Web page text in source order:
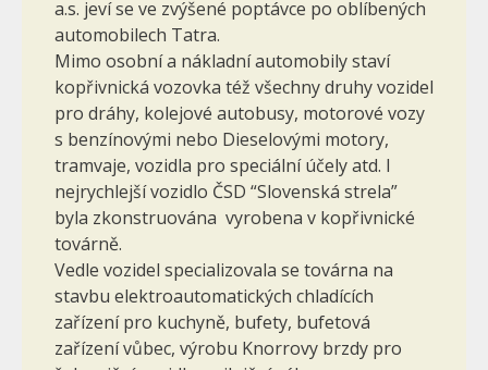
a.s. jeví se ve zvýšené poptávce po oblíbených
automobilech Tatra.
Mimo osobní a nákladní automobily staví
kopřivnická vozovka též všechny druhy vozidel
pro dráhy, kolejové autobusy, motorové vozy
s benzínovými nebo Dieselovými motory,
tramvaje, vozidla pro speciální účely atd. I
nejrychlejší vozidlo ČSD “Slovenská strela”
byla zkonstruována vyrobena v kopřivnické
továrně.
Vedle vozidel specializovala se továrna na
stavbu elektroautomatických chladících
zařízení pro kuchyně, bufety, bufetová
zařízení vůbec, výrobu Knorrovy brzdy pro